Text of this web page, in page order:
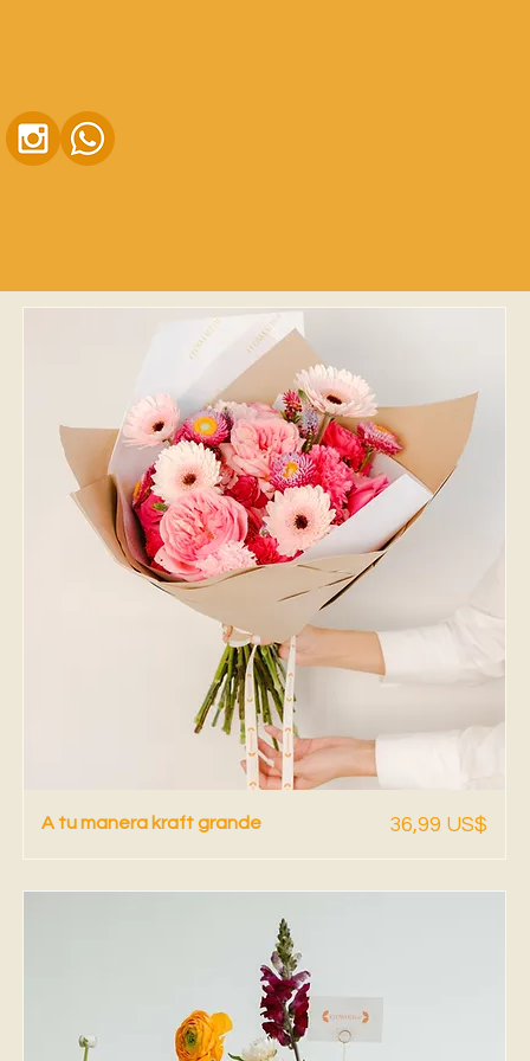
Vista rápida
A tu manera kraft grande Precio
36,99 US$